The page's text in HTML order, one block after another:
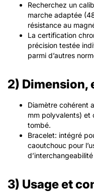
Recherchez un
marche adaptée
résistance au
La certification
précision testée
parmi d’autres
2) Dimension,
Diamètre cohérent
mm polyvalents) et
tombé.
Bracelet: intégré
caoutchouc pour
3) Usage et